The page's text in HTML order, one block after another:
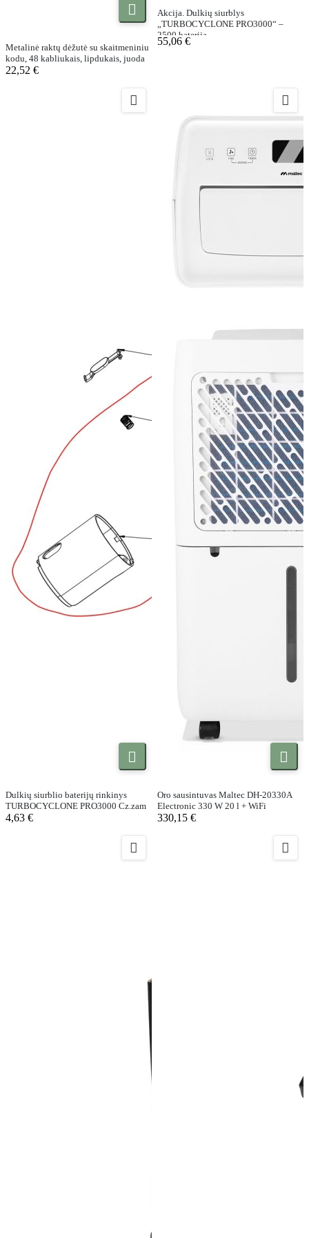

Metalinė raktų dėžutė su skaitmeniniu
kodu, 48 kabliukais, lipdukais, juoda
22,52 €
Akcija. Dulkių siurblys
„TURBOCYCLONE PRO3000“ –
2500 baterija
55,06 €


Dulkių siurblio baterijų rinkinys
TURBOCYCLONE PRO3000 Cz.zam
4,63 €


Oro sausintuvas Maltec DH-20330A
Electronic 330 W 20 l + WiFi
330,15 €
 